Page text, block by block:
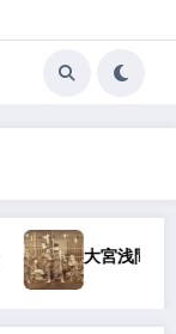
大宮浅間秋祭り